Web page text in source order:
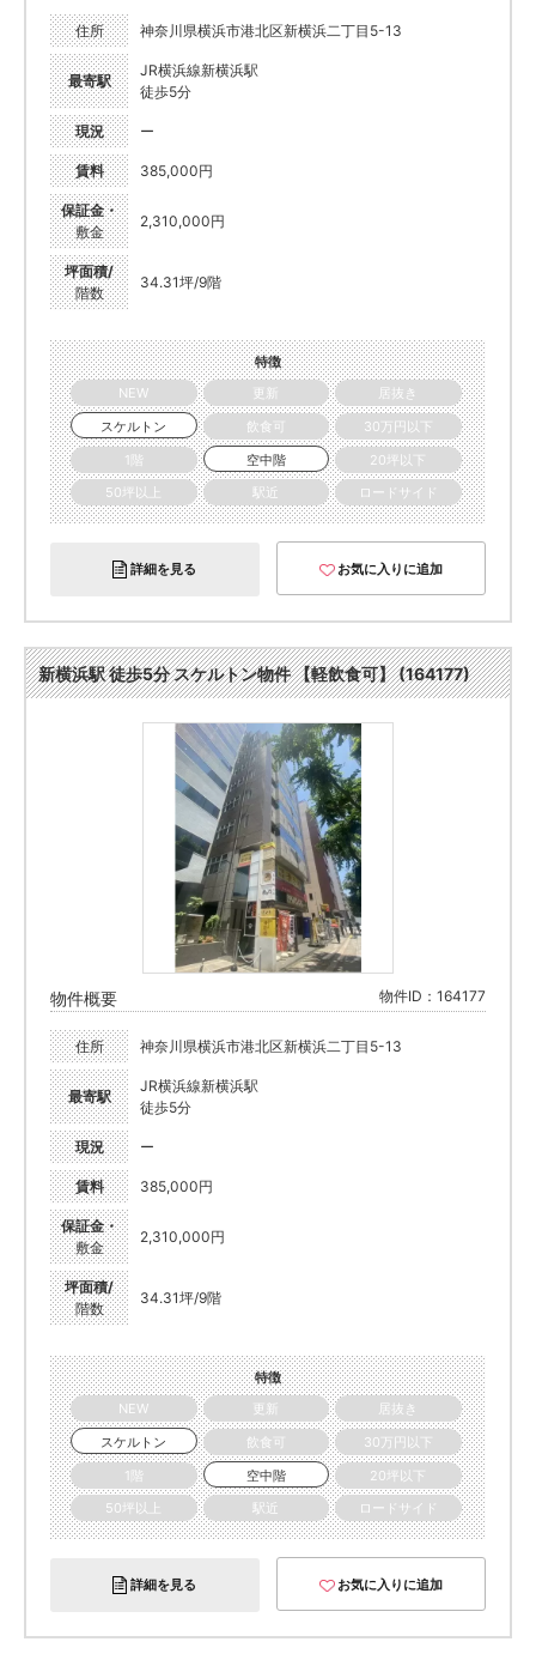
住所 神奈川県横浜市港北区新横浜二丁目5-13
最寄駅
JR横浜線新横浜駅
徒歩5分
現況 ー
賃料 385,000円
保証金・
敷金
2,310,000円
坪面積/
階数
34.31坪/9階
特徴
NEW
更新
居抜き
スケルトン
飲食可
30万円以下
1階
空中階
20坪以下
50坪以上
駅近 ロードサイド
詳細を見る お気に入りに追加
新横浜駅 徒歩5分 スケルトン物件 【軽飲食可】 (164177)
物件概要 物件ID：164177
住所 神奈川県横浜市港北区新横浜二丁目5-13
最寄駅
JR横浜線新横浜駅
徒歩5分
現況 ー
賃料 385,000円
保証金・
敷金
2,310,000円
坪面積/
階数
34.31坪/9階
特徴
NEW
更新
居抜き
スケルトン
飲食可
30万円以下
1階
空中階
20坪以下
50坪以上
駅近 ロードサイド
詳細を見る お気に入りに追加